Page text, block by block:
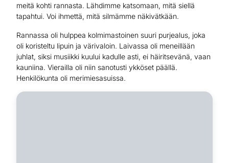
meitä kohti rannasta. Lähdimme katsomaan, mitä siellä
tapahtui. Voi ihmettä, mitä silmämme näkivätkään.
Rannassa oli hulppea kolmimastoinen suuri purjealus, joka
oli koristeltu lipuin ja värivaloin. Laivassa oli meneillään
juhlat, siksi musiikki kuului kadulle asti, ei häiritsevänä, vaan
kauniina. Vierailla oli niin sanotusti ykköset päällä.
Henkilökunta oli merimiesasuissa.